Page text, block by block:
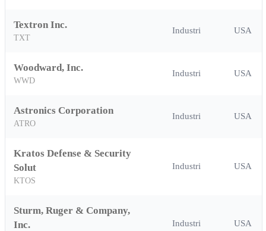
Textron Inc.
TXT
Industri USA
Woodward, Inc.
WWD
Industri USA
Astronics Corporation
ATRO
Industri USA
Kratos Defense & Security
Solut
KTOS
Industri USA
Sturm, Ruger & Company,
Inc.
Industri USA